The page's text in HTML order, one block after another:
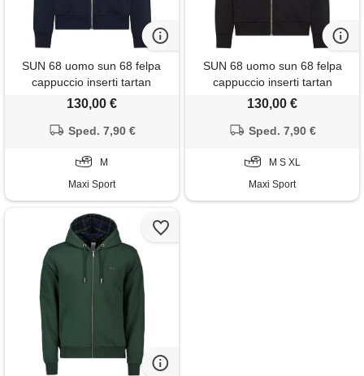
SUN 68 uomo sun 68 felpa
cappuccio inserti tartan
130,00 €
Sped. 7,90 €
M
Maxi Sport
SUN 68 uomo sun 68 felpa
cappuccio inserti tartan
130,00 €
Sped. 7,90 €
M S XL
Maxi Sport